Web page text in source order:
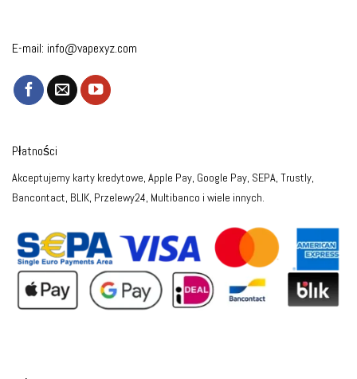
E-mail: info@vapexyz.com
Płatności
Akceptujemy karty kredytowe, Apple Pay, Google Pay, SEPA, Trustly,
Bancontact, BLIK, Przelewy24, Multibanco i wiele innych.